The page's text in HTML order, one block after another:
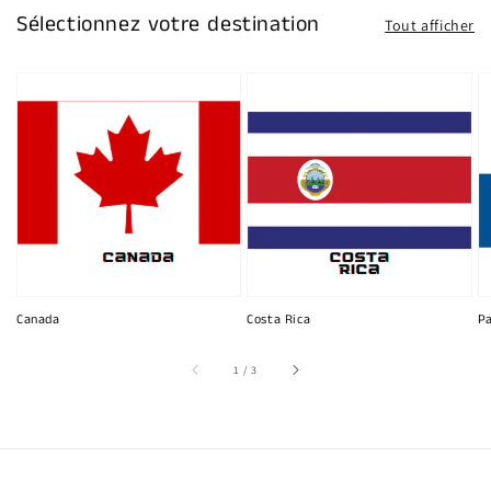
Sélectionnez votre destination Tout afficher
Canada Costa Rica
1 /sur
3